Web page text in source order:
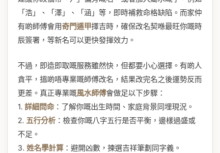
「浩」、「澤」、「涵」等，即時補救命格缺陷。而家仲
有啲師傅會用奇門遁甲擇吉時，確保改名契喺最旺你嘅時
辰簽署，等新名可以更快發揮效力。
不過，即造即取嘅服務雖然快，但都要小心選擇。有啲人
貪平，搵啲唔專業嘅師傅改名，結果改完名之後運勢反而
更差。真正專業嘅風水師傅會做足以下步驟：
1. 詳細問命：了解你嘅出生時間、家庭背景同埋現況。
2. 五行分析 ：檢查你嘅八字五行是否平衡，邊樣過盛或
不足。
3. 姓名學計算 ：避開凶數，揀選吉祥筆劃同字義。